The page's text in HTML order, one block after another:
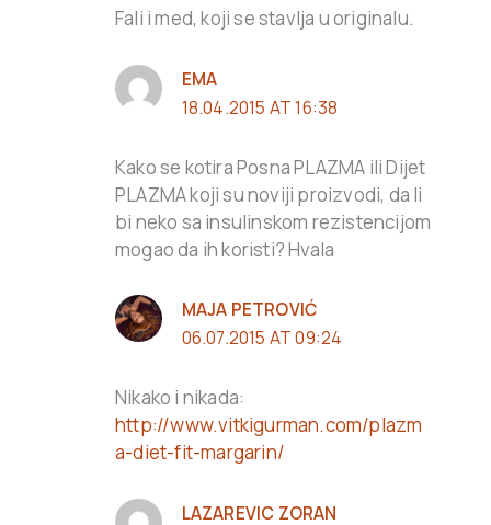
Fali i med, koji se stavlja u originalu.
EMA
18.04.2015 AT 16:38
Kako se kotira Posna PLAZMA ili Dijet
PLAZMA koji su noviji proizvodi, da li
bi neko sa insulinskom rezistencijom
mogao da ih koristi? Hvala
MAJA PETROVIĆ
06.07.2015 AT 09:24
Nikako i nikada:
http://www.vitkigurman.com/plazm
a-diet-fit-margarin/
LAZAREVIC ZORAN